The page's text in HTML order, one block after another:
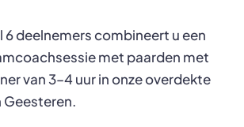
6 deelnemers combineert u een
met paarden met
van 3–4 uur in onze overdekte
Geesteren.